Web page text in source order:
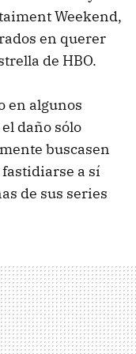
Weekend,
en querer
de HBO.
en algunos
daño sólo
buscasen
a sí
de sus series